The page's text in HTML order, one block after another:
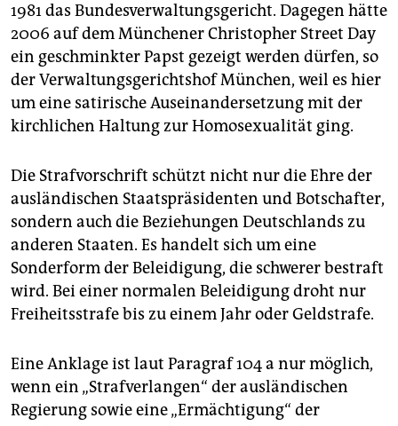
1981 das Bundesverwaltungsgericht. Dagegen hätte
2006 auf dem Münchener Christopher Street Day
ein geschminkter Papst gezeigt werden dürfen, so
der Verwaltungsgerichtshof München, weil es hier
um eine satirische Auseinandersetzung mit der
kirchlichen Haltung zur Homosexualität ging.
Die Strafvorschrift schützt nicht nur die Ehre der
ausländischen Staatspräsidenten und Botschafter,
sondern auch die Beziehungen Deutschlands zu
anderen Staaten. Es handelt sich um eine
Sonderform der Beleidigung, die schwerer bestraft
wird. Bei einer normalen Beleidigung droht nur
Freiheitsstrafe bis zu einem Jahr oder Geldstrafe.
Eine Anklage ist laut Paragraf 104 a nur möglich,
wenn ein „Strafverlangen“ der ausländischen
Regierung sowie eine „Ermächtigung“ der